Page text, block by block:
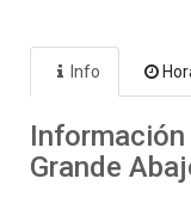
Info
Información
Grande